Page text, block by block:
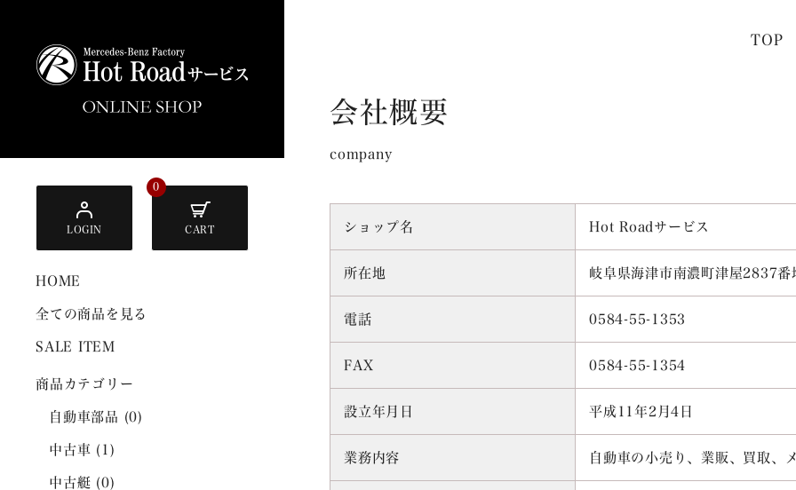
LOGIN
0
CART
HOME
全ての商品を見る
SALE ITEM
商品カテゴリー
自動車部品 (0)
中古車 (1)
中古艇 (0)
TOP
会社概要
company
ショップ名 Hot Roadサービス
所在地 岐阜県海津市南濃町津屋2837番
電話 0584-55-1353
FAX 0584-55-1354
設立年月日 平成11年2月4日
業務内容 自動車の小売り、業販、買取、